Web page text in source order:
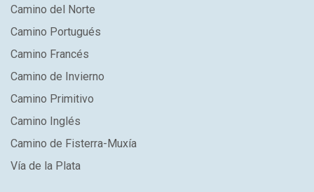
Camino del Norte
Camino Portugués
Camino Francés
Camino de Invierno
Camino Primitivo
Camino Inglés
Camino de Fisterra-Muxía
Vía de la Plata